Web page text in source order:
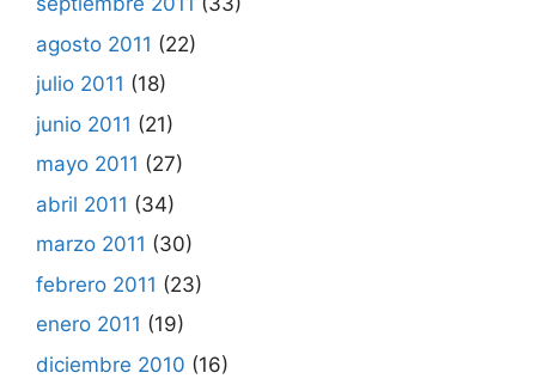
agosto 2011 (22)
julio 2011 (18)
junio 2011 (21)
mayo 2011 (27)
abril 2011 (34)
marzo 2011 (30)
febrero 2011 (23)
enero 2011 (19)
diciembre 2010 (16)